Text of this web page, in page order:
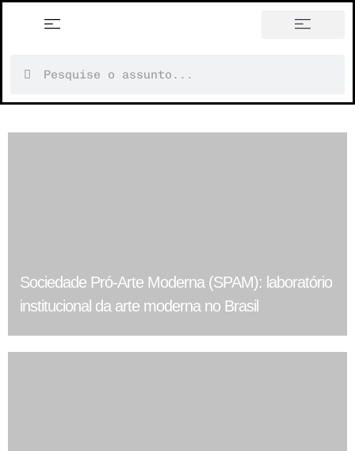
Sociedade Pró-Arte Moderna (SPAM): laboratório
institucional da arte moderna no Brasil